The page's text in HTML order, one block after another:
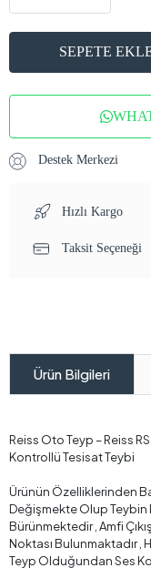
SEPETE
Destek Merkezi
Hızlı Kargo
Taksit Seçeneği
Ürün Bilgileri
Reiss Oto Teyp – Reiss
Kontrollü Tesisat Teybi
Ürünün Özelliklerinden
Değişmekte Olup Teybin
Bürünmektedir , Amfi
Noktası Bulunmaktadır ,
Teyp Olduğundan Ses